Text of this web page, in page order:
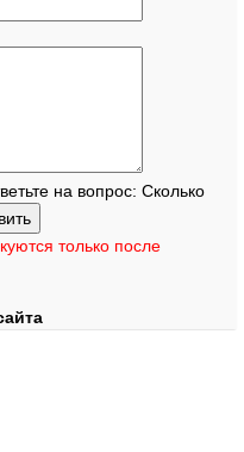
на вопрос: Сколько
только после